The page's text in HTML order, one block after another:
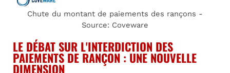
Chute du montant de paiements des rançons -
Source: Coveware
LE DÉBAT SUR L'INTERDICTION DES
PAIEMENTS DE RANÇON : UNE NOUVELLE
DIMENSION